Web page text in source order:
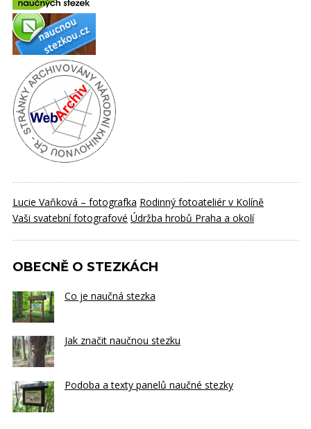
Lucie Vaňková – fotografka Rodinný fotoateliér v Kolíně
Vaši svatební fotografové Údržba hrobů Praha a okolí
OBECNĚ O STEZKÁCH
Co je naučná stezka
Jak značit naučnou stezku
Podoba a texty panelů naučné stezky